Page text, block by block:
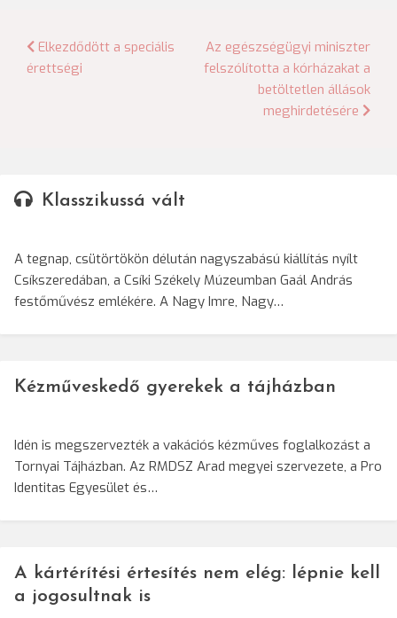
Bejegyzés
navigáció
Elkezdődött a speciális
érettségi
Az egészségügyi miniszter
felszólította a kórházakat a
betöltetlen állások
meghirdetésére
Klasszikussá vált
A tegnap, csütörtökön délután nagyszabású kiállítás nyílt
Csíkszeredában, a Csíki Székely Múzeumban Gaál András
festőművész emlékére. A Nagy Imre, Nagy…
Kézműveskedő gyerekek a tájházban
Idén is megszervezték a vakációs kézműves foglalkozást a
Tornyai Tájházban. Az RMDSZ Arad megyei szervezete, a Pro
Identitas Egyesület és…
A kártérítési értesítés nem elég: lépnie kell
a jogosultnak is